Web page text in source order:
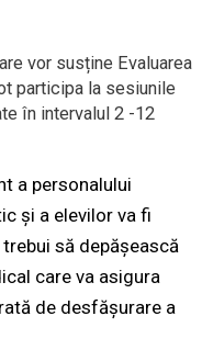
vor susține Evaluarea
participa la sesiunile
în intervalul 2 -12
a personalului
și a elevilor va fi
să depășească
care va asigura
de desfășurare a